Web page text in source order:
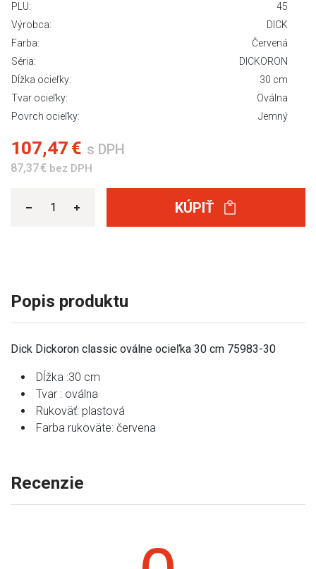
PLU:
45
Výrobca:
DICK
Farba:
Červená
Séria:
DICKORON
Dĺžka ocieľky:
30 cm
Tvar ocieľky:
Oválna
Povrch ocieľky:
Jemný
107,47 € s DPH
87,37 € bez DPH
KÚPIŤ
Popis produktu
Dick Dickoron classic oválne ocieľka 30 cm 75983-30
Dĺžka :30 cm
Tvar : oválna
Rukoväť: plastová
Farba rukoväte: červena
Recenzie